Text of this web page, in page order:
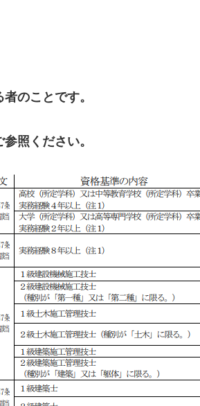
のことです。
照ください。